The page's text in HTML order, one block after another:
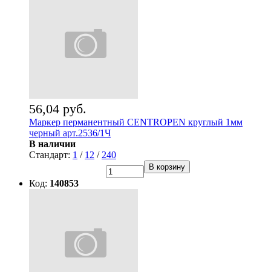
56,04 руб.
Маркер перманентный CENTROPEN круглый 1мм
черный арт.2536/1Ч
В наличии
Стандарт: 1 / 12 / 240
В корзину
Код: 140853